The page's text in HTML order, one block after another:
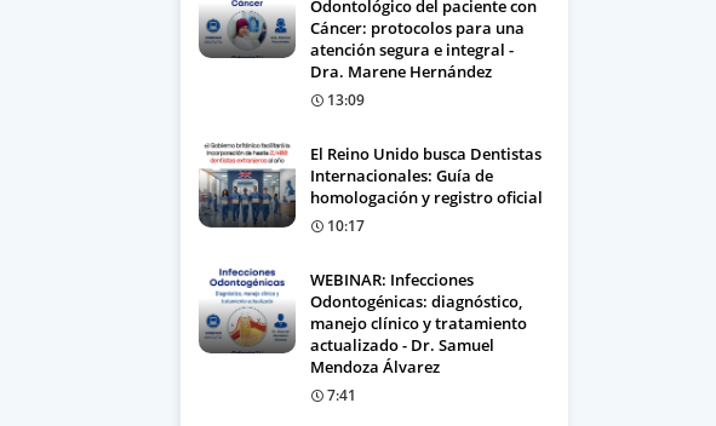
Odontológico del paciente con
Cáncer: protocolos para una
atención segura e integral -
Dra. Marene Hernández
13:09
El Reino Unido busca Dentistas
Internacionales: Guía de
homologación y registro oficial
10:17
WEBINAR: Infecciones
Odontogénicas: diagnóstico,
manejo clínico y tratamiento
actualizado - Dr. Samuel
Mendoza Álvarez
7:41